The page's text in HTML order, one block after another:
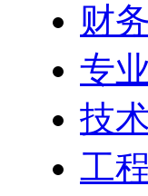
财
专
技
工